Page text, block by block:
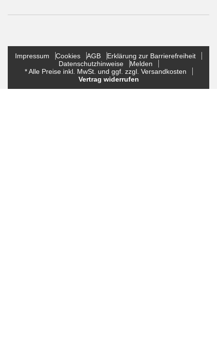
Impressum Cookies AGB
Erklärung zur Barrierefreiheit
Datenschutzhinweise
Melden
* Alle Preise inkl. MwSt. und ggf. zzgl. Versandkosten
Vertrag widerrufen